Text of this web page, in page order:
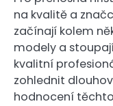
na kvalitě a
začínají kolem
modely a
kvalitní
zohlednit
hodnocení